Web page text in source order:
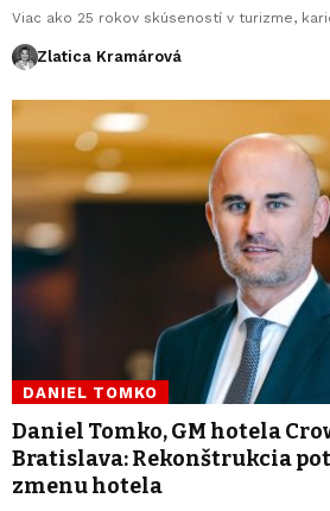
Viac ako 25 rokov skúseností v turizme,
Zlatica Kramárová
DANIEL TOMKO
Daniel Tomko, GM hotela
Bratislava: Rekonštrukcia
zmenu hotela